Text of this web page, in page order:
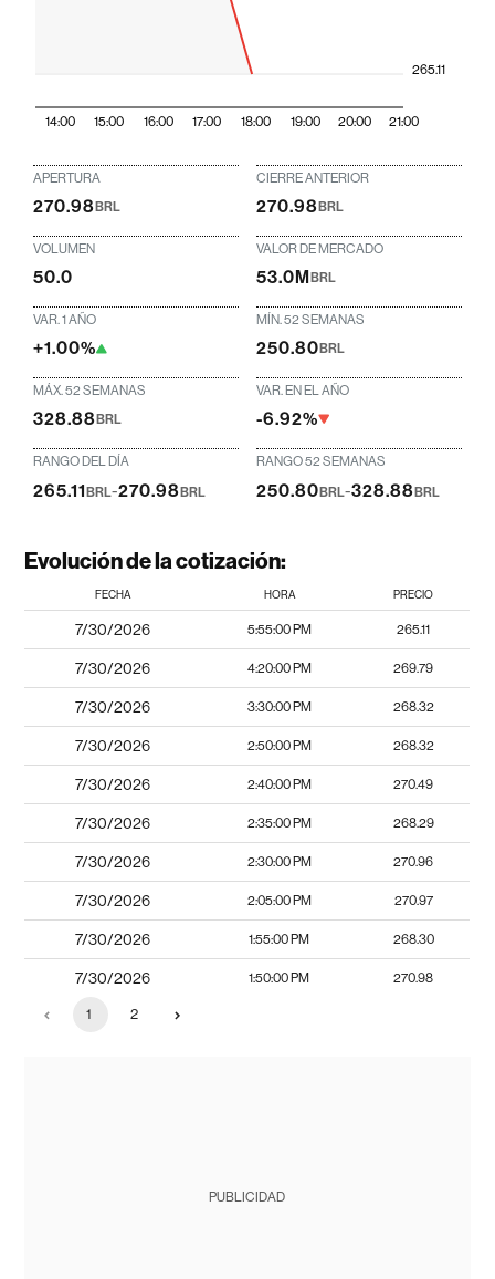
14:00 15:00 16:00 17:00 18:00 19:00 20:00 21:00
265.11
APERTURA
270.98BRL
CIERRE ANTERIOR
270.98BRL
VOLUMEN
50.0
VALOR DE MERCADO
53.0MBRL
VAR. 1 AÑO
+1.00%
MÍN. 52 SEMANAS
250.80BRL
MÁX. 52 SEMANAS
328.88BRL
VAR. EN EL AÑO
-6.92%
RANGO DEL DÍA
265.11BRL-270.98BRL
RANGO 52 SEMANAS
250.80 BRL-328.88 BRL
Evolución de la cotización:
FECHA HORA PRECIO
7/30/2026 5:55:00 PM 265.11
7/30/2026 4:20:00 PM 269.79
7/30/2026 3:30:00 PM 268.32
7/30/2026 2:50:00 PM 268.32
7/30/2026 2:40:00 PM 270.49
7/30/2026 2:35:00 PM 268.29
7/30/2026 2:30:00 PM 270.96
7/30/2026 2:05:00 PM 270.97
7/30/2026 1:55:00 PM 268.30
7/30/2026 1:50:00 PM 270.98
1 2
PUBLICIDAD